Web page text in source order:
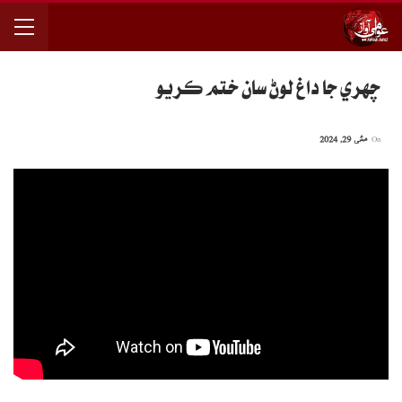
چهري جا داغ لوڻ سان ختم ڪريو
مئی 29, 2024